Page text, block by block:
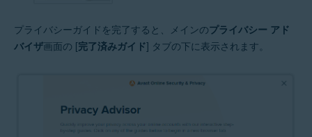
プライバシーガイドを完了すると、メインのプライバシー アド
バイザ画面の [完了済みガイド] タブの下に表示されます。